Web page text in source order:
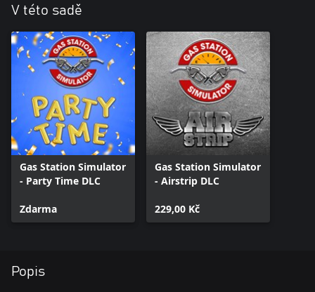
V této sadě
Gas Station Simulator
- Party Time DLC
Zdarma
Gas Station Simulator
- Airstrip DLC
229,00 Kč
Popis